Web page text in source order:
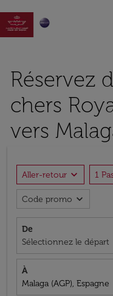

Réservez
chers
vers
Aller-retour expand_more 1
Code promo expand_more
De
Sélectionnez le départ
À
Malaga (AGP), Espagne